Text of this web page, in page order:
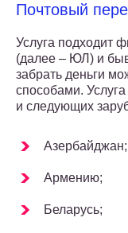
Почтовый
Услуга подходит
(далее – ЮЛ) и
забрать деньги
способами.
и следующих
Азербайджан;
Армению;
Беларусь;